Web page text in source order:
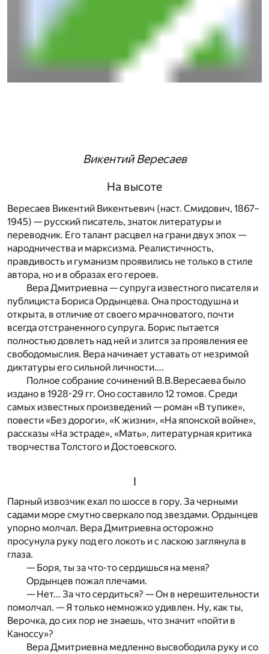
Викентий Вересаев
На высоте
Вересаев Викентий Викентьевич (наст. Смидович, 1867–
1945) — русский писатель, знаток литературы и
переводчик. Его талант расцвел на грани двух эпох —
народничества и марксизма. Реалистичность,
правдивость и гуманизм проявились не только в стиле
автора, но и в образах его героев.
Вера Дмитриевна — супруга известного писателя и
публициста Бориса Ордынцева. Она простодушна и
открыта, в отличие от своего мрачноватого, почти
всегда отстраненного супруга. Борис пытается
полностью довлеть над ней и злится за проявления ее
свободомыслия. Вера начинает уставать от незримой
диктатуры его сильной личности….
Полное собрание сочинений В.В.Вересаева было
издано в 1928-29 гг. Оно составило 12 томов. Среди
самых известных произведений — роман «В тупике»,
повести «Без дороги», «К жизни», «На японской войне»,
рассказы «На эстраде», «Мать», литературная критика
творчества Толстого и Достоевского.
I
Парный извозчик ехал по шоссе в гору. За черными
садами море смутно сверкало под звездами. Ордынцев
упорно молчал. Вера Дмитриевна осторожно
просунула руку под его локоть и с ласкою заглянула в
глаза.
— Боря, ты за что-то сердишься на меня?
Ордынцев пожал плечами.
— Нет… За что сердиться? — Он в нерешительности
помолчал. — Я только немножко удивлен. Ну, как ты,
Верочка, до сих пор не знаешь, что значит «пойти в
Каноссу»?
Вера Дмитриевна медленно высвободила руку и со